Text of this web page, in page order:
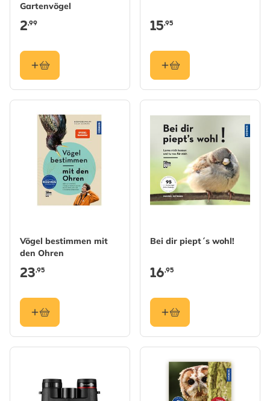
Gartenvögel
2,99 15,95
Vögel bestimmen mit
den Ohren
23,95
Bei dir piept´s wohl!
16,95